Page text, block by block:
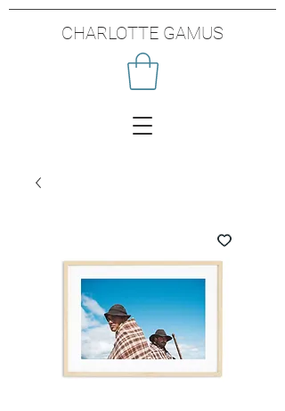
CHARLOTTE GAMUS